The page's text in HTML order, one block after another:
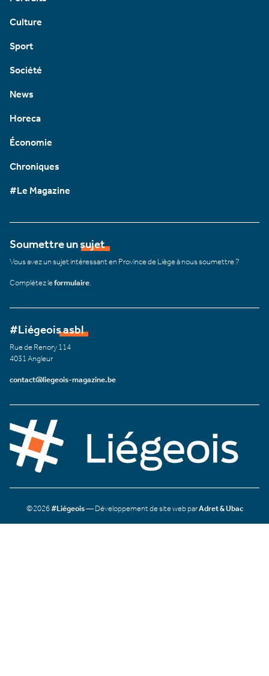
Culture
Sport
Société
News
Horeca
Économie
Chroniques
#Le Magazine
Soumettre un sujet
Vous avez un sujet intéressant en Province de Liège à nous soumettre ?
Complétez leformulaire
#Liégeois asbl
Rue de Renory 114
4031 Angleur
contact@liegeois-magazine.be
©2026#Liégeois— Développement de site web parAdret & Ubac